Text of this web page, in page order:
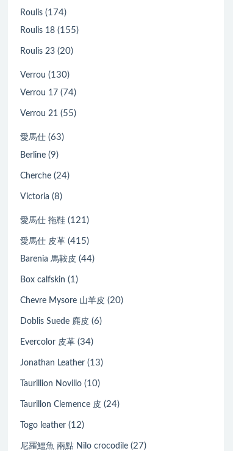
Roulis (174)
Roulis 18 (155)
Roulis 23 (20)
Verrou (130)
Verrou 17 (74)
Verrou 21 (55)
愛馬仕 (63)
Berline (9)
Cherche (24)
Victoria (8)
愛馬仕 拖鞋 (121)
愛馬仕 皮革 (415)
Barenia 馬鞍皮 (44)
Box calfskin (1)
Chevre Mysore 山羊皮 (20)
Doblis Suede 麂皮 (6)
Evercolor 皮革 (34)
Jonathan Leather (13)
Taurillion Novillo (10)
Taurillon Clemence 皮 (24)
Togo leather (12)
尼羅鱷魚 兩點 Nilo crocodile (27)